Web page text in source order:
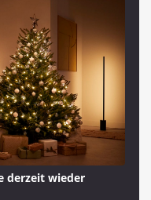
derzeit wieder